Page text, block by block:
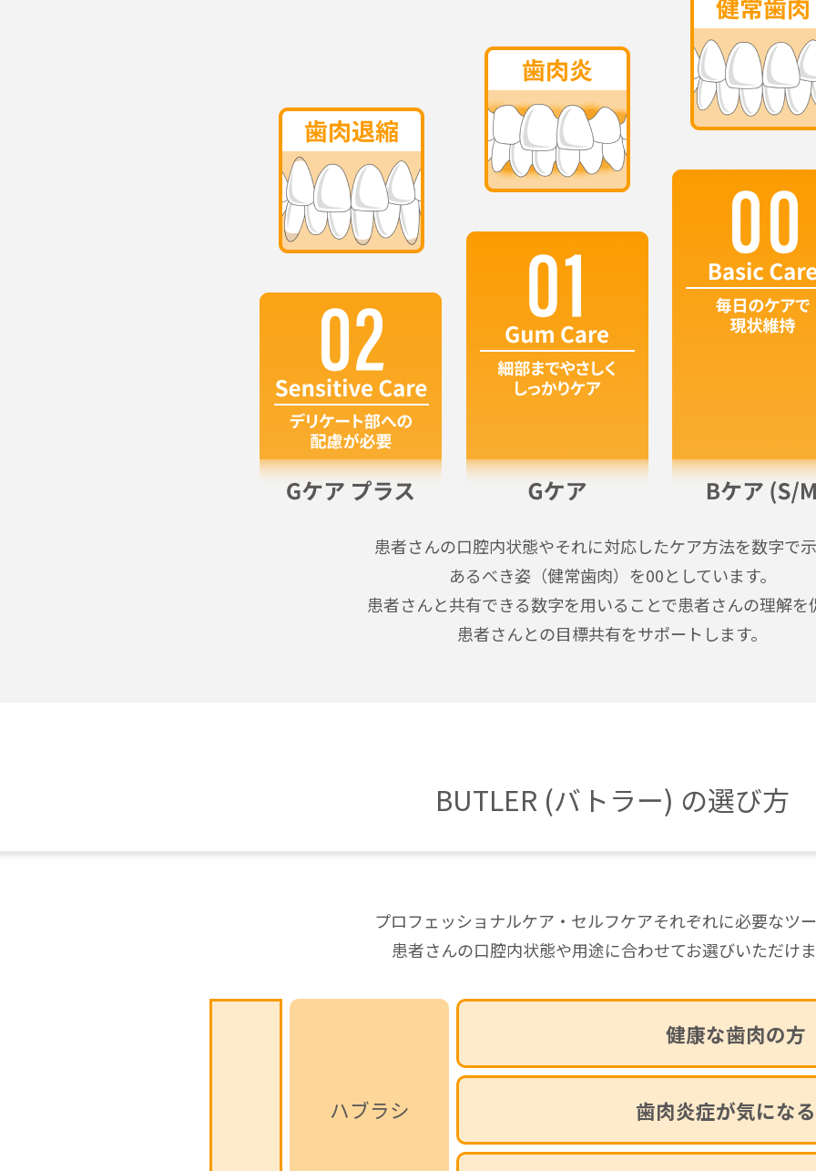
患者さんの口腔内状態やそれに対応したケア方法を数字で示
あるべき姿（健常歯肉）を00としています。
患者さんと共有できる数字を用いることで患者さんの理解を
患者さんとの目標共有をサポートします。
BUTLER (バトラー) の選び方
プロフェッショナルケア・セルフケアそれぞれに必要なツ
患者さんの口腔内状態や用途に合わせてお選びいただけ
ハブラシ
健康な歯肉の方
歯肉炎症が気にな